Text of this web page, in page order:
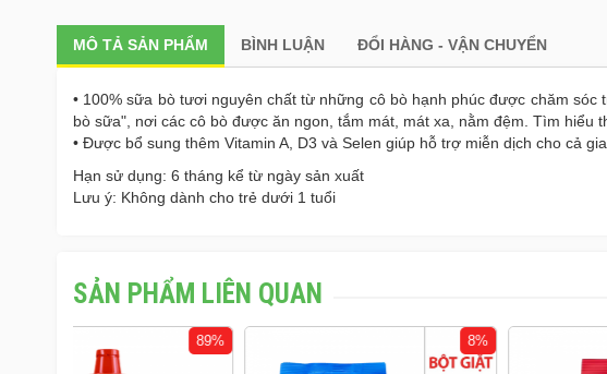
MÔ TẢ SẢN PHẨM BÌNH LUẬN ĐỔI HÀNG - VẬN CHUYỂN
• 100% sữa bò tươi nguyên chất từ những cô bò hạnh phúc được chăm
bò sữa", nơi các cô bò được ăn ngon, tắm mát, mát xa, nằm đệm. Tìm hiểu
• Được bổ sung thêm Vitamin A, D3 và Selen giúp hỗ trợ miễn dịch cho cả gia
Hạn sử dụng: 6 tháng kể từ ngày sản xuất
Lưu ý: Không dành cho trẻ dưới 1 tuổi
SẢN PHẨM LIÊN QUAN